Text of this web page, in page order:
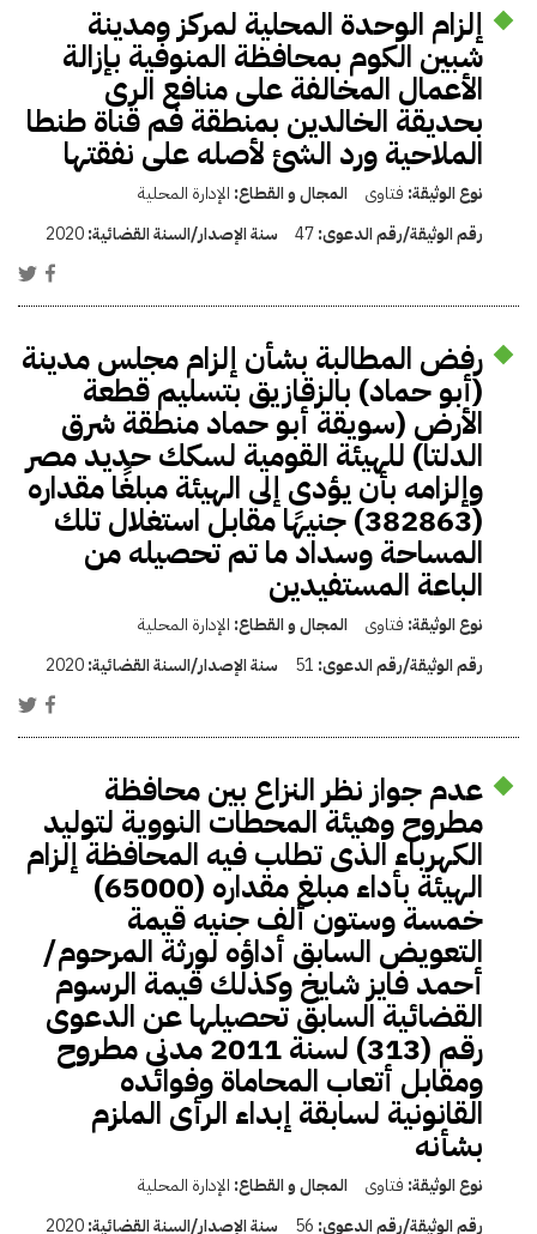
إلزام الوحدة المحلية لمركز ومدينة
شبين الكوم بمحافظة المنوفية بإزالة
الأعمال المخالفة على منافع الرى
بحديقة الخالدين بمنطقة فم قناة طنطا
الملاحية ورد الشئ لأصله على نفقتها
نوع الوثيقة: فتاوى المجال و القطاع: الإدارة المحلية
رقم الوثيقة/رقم الدعوى:47 سنة الإصدار/السنة القضائية:2020
رفض المطالبة بشأن إلزام مجلس مدينة
(أبو حماد) بالزقازيق بتسليم قطعة
الأرض (سويقة أبو حماد منطقة شرق
الدلتا) للهيئة القومية لسكك حديد مصر
وإلزامه بأن يؤدى إلى الهيئة مبلغًا مقداره
(382863) جنيهًا مقابل استغلال تلك
المساحة وسداد ما تم تحصيله من
الباعة المستفيدين
نوع الوثيقة: فتاوى المجال و القطاع: الإدارة المحلية
رقم الوثيقة/رقم الدعوى: 51 سنة الإصدار/السنة القضائية:2020
عدم جواز نظر النزاع بين محافظة
مطروح وهيئة المحطات النووية لتوليد
الكهرباء الذى تطلب فيه المحافظة إلزام
الهيئة بأداء مبلغ مقداره (65000)
خمسة وستون ألف جنيه قيمة
التعويض السابق أداؤه لورثة المرحوم/
أحمد فايز شايخ وكذلك قيمة الرسوم
القضائية السابق تحصيلها عن الدعوى
رقم (313) لسنة 2011 مدنى مطروح
ومقابل أتعاب المحاماة وفوائده
القانونية لسابقة إبداء الرأى الملزم
بشأنه
نوع الوثيقة: فتاوى المجال و القطاع: الإدارة المحلية
رقم الوثيقة/رقم الدعوى: 56 سنة الإصدار/السنة القضائية:2020